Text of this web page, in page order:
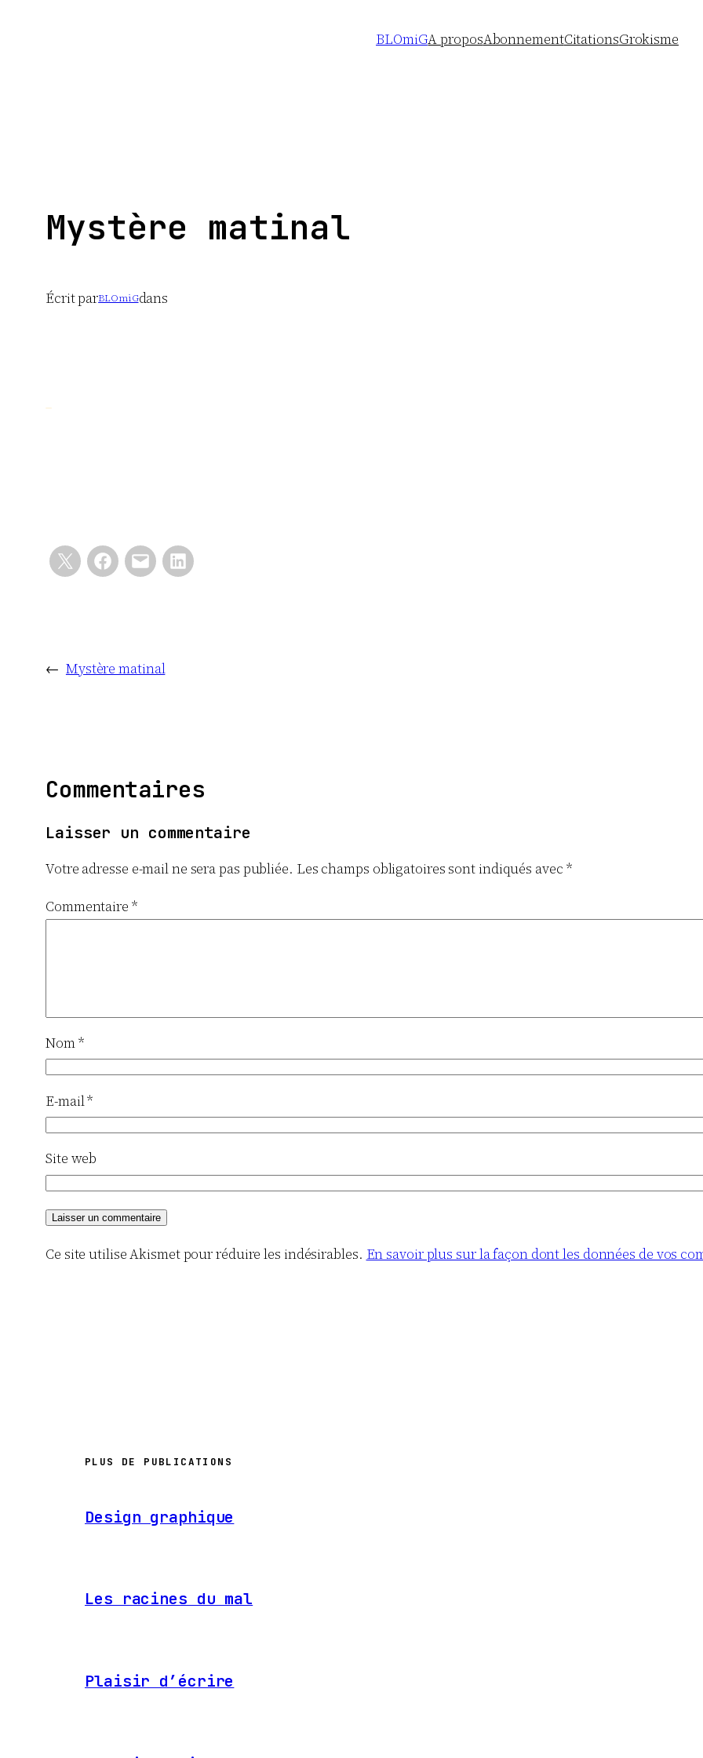
BLOmiGA proposAbonnementCitationsGrokisme
Mystère matinal
Écrit parBLOmiGdans
← Mystère matinal
Commentaires
Laisser un commentaire
Votre adresse e-mail ne sera pas publiée. Les champs obligatoires sont indiqués avec *
Commentaire *
Nom*
E-mail*
Site web
Ce site utilise Akismet pour réduire les indésirables. En savoir plus sur la façon dont les données de vos
PLUS DE PUBLICATIONS
Design graphique
Les racines du mal
Plaisir d’écrire